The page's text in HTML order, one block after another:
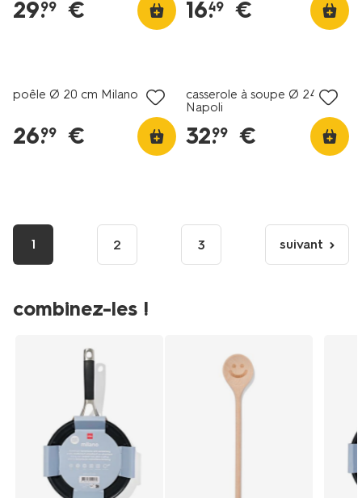
29.
99 € 16.
49 €
poêle Ø 20 cm Milano
26.
99 €
casserole à soupe Ø 24 cm
Napoli
32.
99 €
1 2 3
page
suivante
suivant
combinez-les !